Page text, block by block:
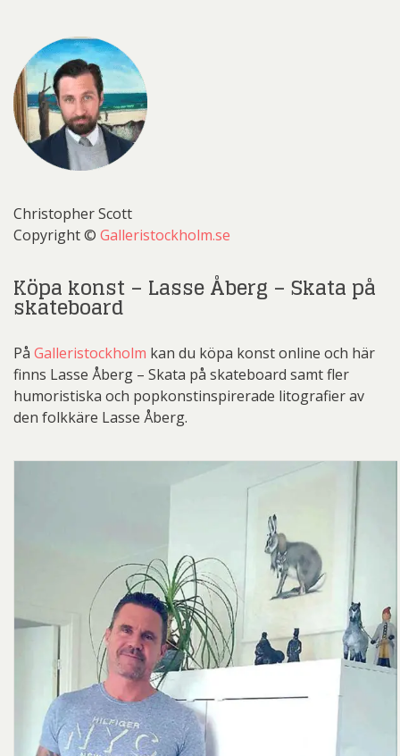
Christopher Scott
Copyright © Galleristockholm.se
Köpa konst – Lasse Åberg – Skata på
skateboard
På Galleristockholm kan du köpa konst online och här
finns Lasse Åberg – Skata på skateboard samt fler
humoristiska och popkonstinspirerade litografier av
den folkkäre Lasse Åberg.